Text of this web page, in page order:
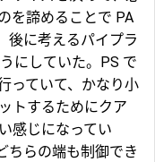
を諦めることで PA
後に考えるパイプラ
にしていた。PS で
っていて、かなり小
トするためにクア
感じになってい
ちらの端も制御でき